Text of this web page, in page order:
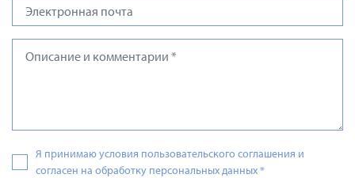
Я принимаю условия пользовательского соглашения и
согласен на обработку персональных данных*